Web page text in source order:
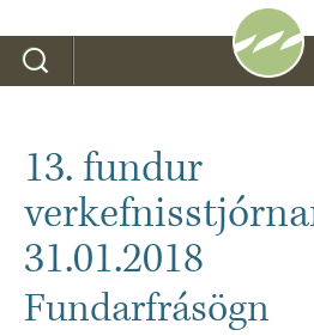
13. fundur
31.01.2018
Fundarfrásögn